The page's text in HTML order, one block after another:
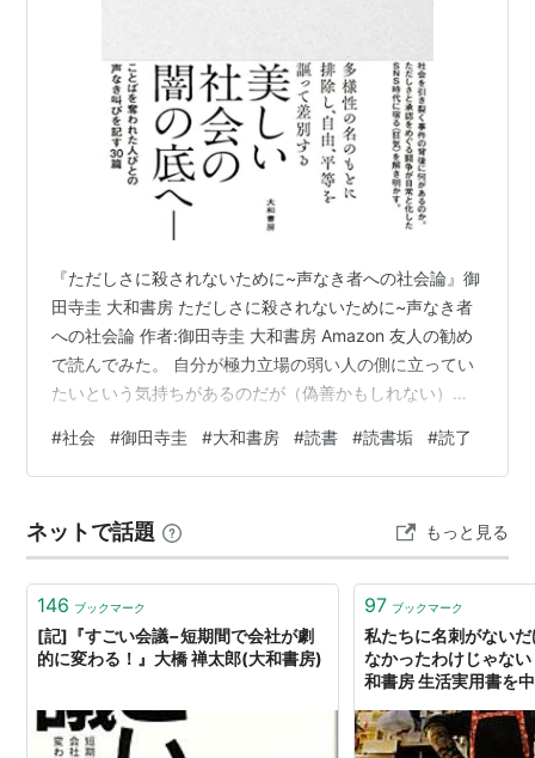
『ただしさに殺されないために~声なき者への社会論』御
田寺圭 大和書房 ただしさに殺されないために~声なき者
への社会論 作者:御田寺圭 大和書房 Amazon 友人の勧め
で読んでみた。 自分が極力立場の弱い人の側に立ってい
たいという気持ちがあるのだが（偽善かもしれない）、
ていることが、ネット上に溢れる口汚い言葉ではなく、
理路整然とした「理由」として立ち上がってきた。そう
立していくのだなということがわかると、拒否感をそん
なに持たずにきくことができる。一方で自分が「こうあ
るべきだ」と頑なになっていて自…
#社会 #御田寺圭 #大和書房 #読書 #読書垢 #読了
ネットで話題 もっと見る
146 ブックマーク
[記]『すごい会議−短期間で会社が劇
的に変わる！』大橋 禅太郎(大和書房)
97 ブックマーク
私たちに名刺がない
なかったわけじゃな
和書房 生活実用書を